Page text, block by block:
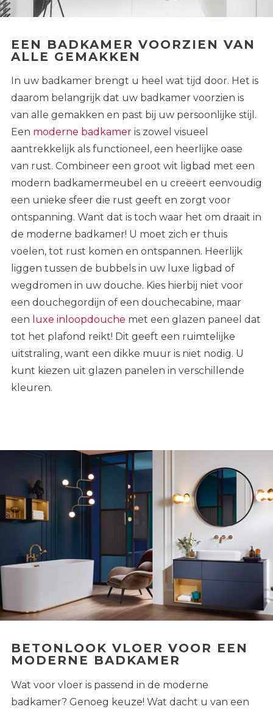
EEN BADKAMER VOORZIEN VAN
ALLE GEMAKKEN
In uw badkamer brengt u heel wat tijd door. Het is
daarom belangrijk dat uw badkamer voorzien is
van alle gemakken en past bij uw persoonlijke stijl.
Een moderne badkameris zowel visueel
aantrekkelijk als functioneel, een heerlijke oase
van rust. Combineer een groot wit ligbad met een
modern badkamermeubel en u creëert eenvoudig
een unieke sfeer die rust geeft en zorgt voor
ontspanning. Want dat is toch waar het om draait in
de moderne badkamer! U moet zich er thuis
voelen, tot rust komen en ontspannen. Heerlijk
liggen tussen de bubbels in uw luxe ligbad of
wegdromen in uw douche. Kies hierbij niet voor
een douchegordijn of een douchecabine, maar
een luxe inloopdouche met een glazen paneel dat
tot het plafond reikt! Dit geeft een ruimtelijke
uitstraling, want een dikke muur is niet nodig. U
kunt kiezen uit glazen panelen in verschillende
kleuren.
BETONLOOK VLOER VOOR EEN
MODERNE BADKAMER
Wat voor vloer is passend in de moderne
badkamer? Genoeg keuze! Wat dacht u van een